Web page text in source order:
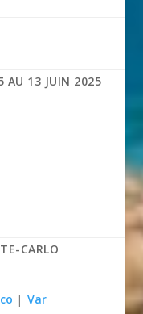
AU 13 JUIN 2025
CARLO
| Var